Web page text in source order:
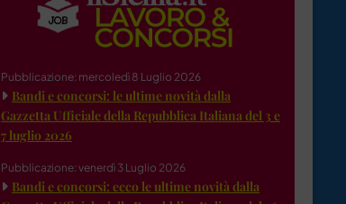
Pubblicazione: mercoledì 8 Luglio 2026
Bandi e concorsi: le ultime novità dalla
Gazzetta Ufficiale della Repubblica Italiana del 3 e
7 luglio 2026
Pubblicazione: venerdì 3 Luglio 2026
Bandi e concorsi: ecco le ultime novità dalla